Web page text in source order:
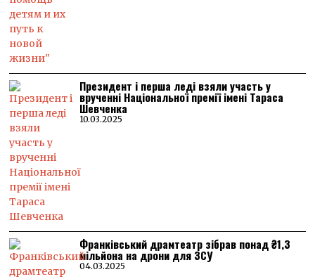
Президент і перша леді взяли участь у
врученні Національної премії імені Тараса
Шевченка
10.03.2025
Франківський драмтеатр зібрав понад ₴1,3
мільйона на дрони для ЗСУ
04.03.2025